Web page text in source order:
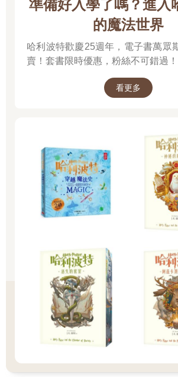
的地方，只要不去看就不會感覺害怕。但我
招，偏要狠狠對準痛處，無論是砍殺片或恐
迫自己直視，並在心中畫起素描，工筆勾勒
複雜的陰影交給時間補上。
此時童年早已走遠，我卻遲遲不能補上光影
輯，或不小心誤讀誰的表情。也不是所有事
在想，某張畫面是不是漏看？年紀很小的時
落地的女人，她眼神渙散滿臉都是口水、幾
站在那裡動也不動。待堂姊喊我，我朝著聲
人已經不見了。當下沒有想太多，考慮到堂
說不定是她們在惡作劇，或恰巧碰見腦傷的
兒時去爸的桃園老家過年，阿公自建透天
是紅磚砌成的古厝，還有早已廢棄的豬圈。
過好幾次小偷，還有玫瑰瞳鈴眼劇組打電話
拍戲。每次返鄉爸媽都要花大量時間打掃、
小朋友則聚集在近百坪的庭院玩耍，全心感
年節氛圍。除夕守夜時分，堂姊們帶我去古
牌賭糖果、瞎聊哪個表哥比較帥……最精彩
的八卦，當周杰倫宣告與侯佩岑交往時，神
著紅了眼眶。
我喜歡古厝多於新建的房子，每個切面都能
局藏不住壞東西。新式透天厝的格局是狹長
客廳通往浴室的走廊，狹窄、陰冷且漫長，
完。浴室裡的馬桶、洗手盆和浴缸都是桃紅
偏深的顏色最耐髒，後來眾人才想通那也只
準備好入學了嗎？進入
的魔法世界
哈利波特歡慶25週年，電子書萬眾
賣！套書限時優惠，粉絲不可錯過！
看更多